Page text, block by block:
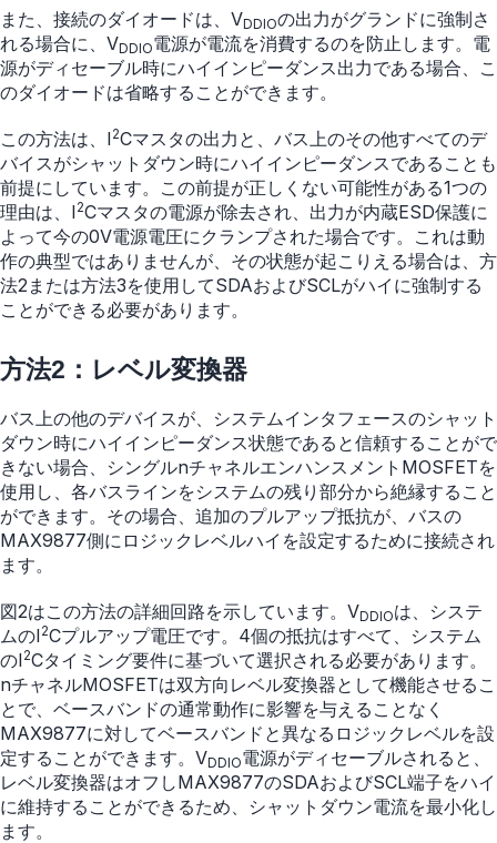
また、接続のダイオードは、VDDIOの出力がグランドに強制さ
れる場合に、VDDIO電源が電流を消費するのを防止します。電
源がディセーブル時にハイインピーダンス出力である場合、こ
のダイオードは省略することができます。
この方法は、I2Cマスタの出力と、バス上のその他すべてのデ
バイスがシャットダウン時にハイインピーダンスであることも
前提にしています。この前提が正しくない可能性がある1つの
理由は、I2Cマスタの電源が除去され、出力が内蔵ESD保護に
よって今の0V電源電圧にクランプされた場合です。これは動
作の典型ではありませんが、その状態が起こりえる場合は、方
法2または方法3を使用してSDAおよびSCLがハイに強制する
ことができる必要があります。
方法2：レベル変換器
バス上の他のデバイスが、システムインタフェースのシャット
ダウン時にハイインピーダンス状態であると信頼することがで
きない場合、シングルnチャネルエンハンスメントMOSFETを
使用し、各バスラインをシステムの残り部分から絶縁すること
ができます。その場合、追加のプルアップ抵抗が、バスの
MAX9877側にロジックレベルハイを設定するために接続され
ます。
図2はこの方法の詳細回路を示しています。VDDIOは、システ
ムのI2Cプルアップ電圧です。4個の抵抗はすべて、システム
のI2Cタイミング要件に基づいて選択される必要があります。
nチャネルMOSFETは双方向レベル変換器として機能させるこ
とで、ベースバンドの通常動作に影響を与えることなく
MAX9877に対してベースバンドと異なるロジックレベルを設
定することができます。VDDIO電源がディセーブルされると、
レベル変換器はオフしMAX9877のSDAおよびSCL端子をハイ
に維持することができるため、シャットダウン電流を最小化し
ます。